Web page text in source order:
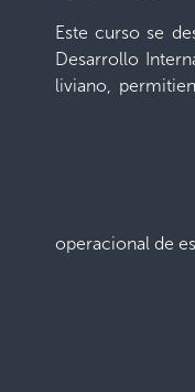
Este curso se
Desarrollo
liviano,
operacional de